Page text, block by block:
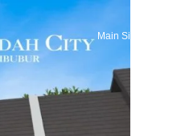
Main Site